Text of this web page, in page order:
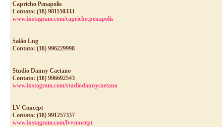
Capricho Penapolis
Contato: (18) 981150333
www.instagram.com/capricho.penapolis
Salão Lug
Contato: (18) 996229998
Studio Danny Caetano
Contato: (18) 996692543
www.instagram.com/studiodannycaetano
LV Concept
Contato: (18) 991257337
www.instagram.com/lvvconcept